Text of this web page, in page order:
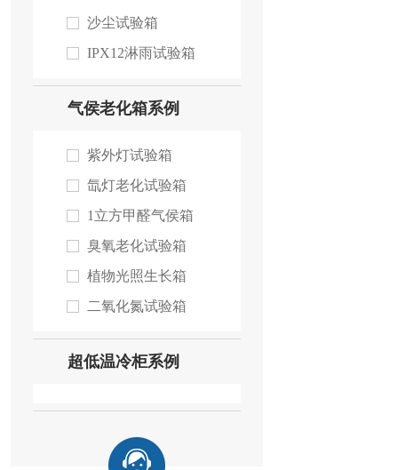
沙尘试验箱
IPX12淋雨试验箱
气侯老化箱系例
紫外灯试验箱
氙灯老化试验箱
1立方甲醛气侯箱
臭氧老化试验箱
植物光照生长箱
二氧化氮试验箱
超低温冷柜系例